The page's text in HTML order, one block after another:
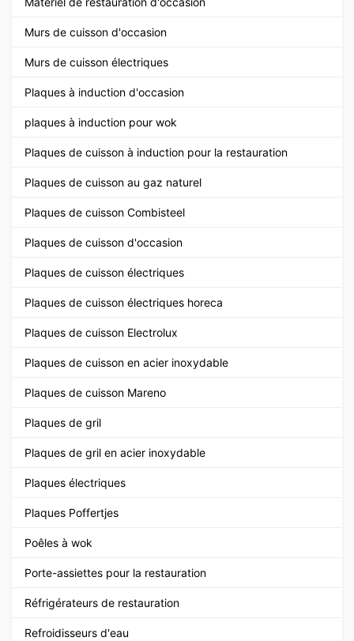
Murs de cuisson d'occasion
Murs de cuisson électriques
Plaques à induction d'occasion
plaques à induction pour wok
Plaques de cuisson à induction pour la restauration
Plaques de cuisson au gaz naturel
Plaques de cuisson Combisteel
Plaques de cuisson d'occasion
Plaques de cuisson électriques
Plaques de cuisson électriques horeca
Plaques de cuisson Electrolux
Plaques de cuisson en acier inoxydable
Plaques de cuisson Mareno
Plaques de gril
Plaques de gril en acier inoxydable
Plaques électriques
Plaques Poffertjes
Poêles à wok
Porte-assiettes pour la restauration
Réfrigérateurs de restauration
Refroidisseurs d'eau